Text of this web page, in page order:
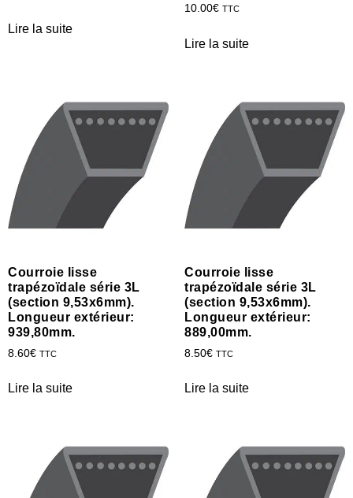
Lire la suite
10.00€ TTC
Lire la suite
Courroie lisse
trapézoïdale série 3L
(section 9,53x6mm).
Longueur extérieur:
939,80mm.
8.60€ TTC
Lire la suite
Courroie lisse
trapézoïdale série 3L
(section 9,53x6mm).
Longueur extérieur:
889,00mm.
8.50€ TTC
Lire la suite